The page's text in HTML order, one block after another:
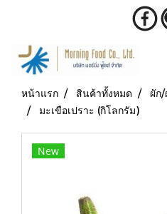
หน้าแรก สินค้าทั้งหมด
ผัก
มะเขือเปราะ (กิโลกรัม)
New